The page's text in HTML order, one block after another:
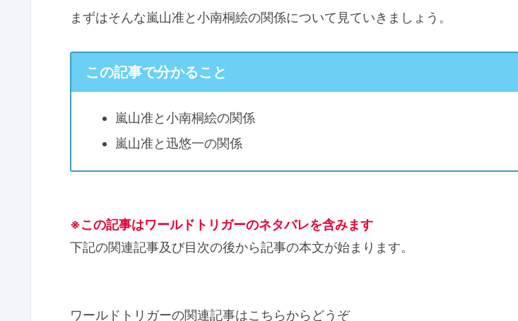
まずはそんな嵐山准と小南桐絵の関係について見ていきましょう。
この記事で分かること
嵐山准と小南桐絵の関係
嵐山准と迅悠一の関係
※この記事はワールドトリガーのネタバレを含みます
下記の関連記事及び目次の後から記事の本文が始まります。
ワールドトリガーの関連記事はこちらからどうぞ